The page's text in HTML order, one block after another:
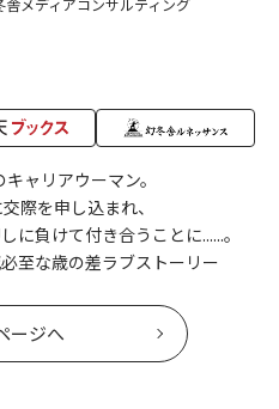
ャリアウーマン。
際を申し込まれ、
に負けて付き合うことに......。
至な歳の差ラブストーリー
ージへ